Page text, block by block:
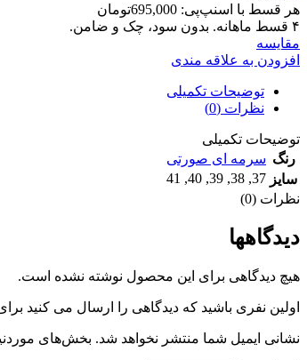
هر قسط با اسنپ‌پی: 695,000تومان
۴ قسط ماهانه. بدون سود، چک و ضامن.
مقايسه
افزودن به علاقه مندی
توضیحات تکمیلی
نظرات (0)
توضیحات تکمیلی
رنگ سرمه ای صورتی
سایز 37
,
38
,
39
,
40
,
41
نظرات (0)
دیدگاهها
هیچ دیدگاهی برای این محصول نوشته نشده است.
اولین نفری باشید که دیدگاهی را ارسال می کنید
نشانی ایمیل شما منتشر نخواهد شد. بخش‌های